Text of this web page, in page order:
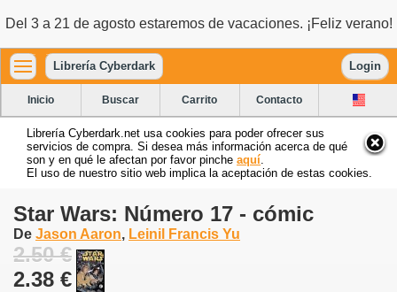
Del 3 a 21 de agosto estaremos de vacaciones. ¡Feliz verano!
Librería Cyberdark Login
Inicio Buscar Carrito Contacto
Librería Cyberdark.net usa cookies para poder ofrecer sus
servicios de compra. Si desea más información acerca de qué
son y en qué le afectan por favor pinche aquí
El uso de nuestro sitio web implica la aceptación de estas cookies.
Star Wars: Número 17 - cómic
De Jason Aaron, Leinil Francis Yu
2.50 €
2.38 €